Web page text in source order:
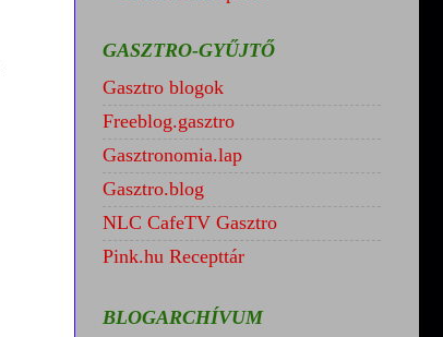
GASZTRO-GYŰJTŐ
Gasztro blogok
Freeblog.gasztro
Gasztronomia.lap
Gasztro.blog
NLC CafeTV Gasztro
Pink.hu Recepttár
BLOGARCHÍVUM